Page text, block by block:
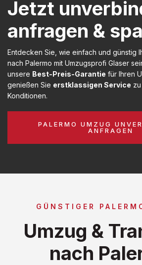
Jetzt
anfragen &
Entdecken Sie, wie einfach und günstig
nach Palermo mit Umzugsprofi Glaser
unsere Best-Preis-Garantie für Ihren
genießen Sie erstklassigen Service
Konditionen.
PALERMO UMZUG
ANFRAGEN
GÜNSTIGER
Umzug &
nach